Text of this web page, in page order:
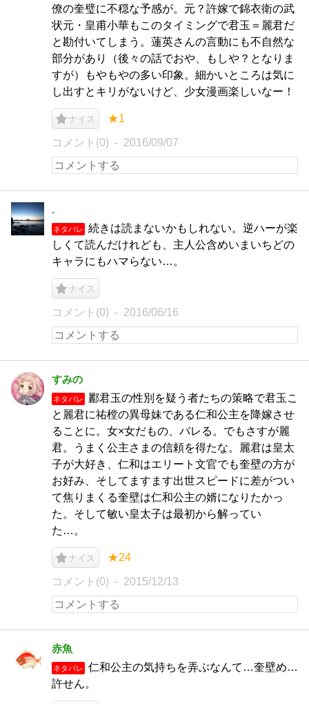
僚の奎璧に不穏な予感が。元？許嫁で錦衣衛の武
状元・皇甫小華もこのタイミングで君玉＝麗君だ
と勘付いてしまう。蓮英さんの言動にも不自然な
部分があり（後々の話でおや、もしや？となりま
すが）もやもやの多い印象。細かいところは気に
し出すとキリがないけど、少女漫画楽しいなー！
ナイス ★1
コメント(0) 2016/09/07
.
ネタバレ
続きは読まないかもしれない。逆ハーが楽
しくて読んだけれども、主人公含めいまいちどの
キャラにもハマらない…。
ナイス
コメント(0) 2016/06/16
すみの
ネタバレ
酈君玉の性別を疑う者たちの策略で君玉こ
と麗君に祐樘の異母妹である仁和公主を降嫁させ
ることに。女×女だもの、バレる。でもさすが麗
君。うまく公主さまの信頼を得たな。麗君は皇太
子が大好き、仁和はエリート文官でも奎壁の方が
お好み、そしてますます出世スピードに差がつい
て焦りまくる奎壁は仁和公主の婿になりたかっ
た。そして敏い皇太子は最初から解ってい
た…。
ナイス ★24
コメント(0) 2015/12/13
赤魚
ネタバレ
仁和公主の気持ちを弄ぶなんて…奎壁め…
許せん。